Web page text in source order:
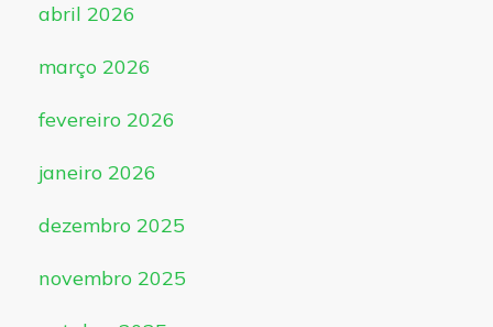
abril 2026
março 2026
fevereiro 2026
janeiro 2026
dezembro 2025
novembro 2025